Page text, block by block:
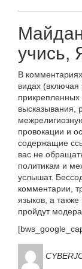
учись,
В
видах
прикрепленных
высказывания,
провокации и
содержащие
вас не
политикам и
услышат.
комментарии,
языков, а
пройдут